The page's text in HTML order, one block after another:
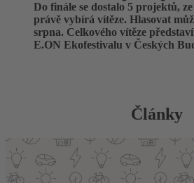
Do finále se dostalo 5 projektů,
právě vybírá vítěze. Hlasovat
srpna. Celkového vítěze
E.ON Ekofestivalu v Českých
Články